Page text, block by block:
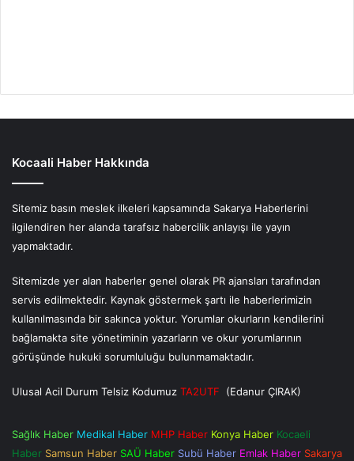
Kocaali Haber Hakkında
Sitemiz basın meslek ilkeleri kapsamında Sakarya Haberlerini
ilgilendiren her alanda tarafsız habercilik anlayışı ile yayın
yapmaktadır.
Sitemizde yer alan haberler genel olarak PR ajansları tarafından
servis edilmektedir. Kaynak göstermek şartı ile haberlerimizin
kullanılmasında bir sakınca yoktur. Yorumlar okurların kendilerini
bağlamakta site yönetiminin yazarların ve okur yorumlarının
görüşünde hukuki sorumluluğu bulunmamaktadır.
Ulusal Acil Durum Telsiz Kodumuz TA2UTF (Edanur ÇIRAK)
Sağlık Haber Medikal Haber MHP Haber Konya Haber Kocaeli
Haber Samsun Haber SAÜ Haber Subü Haber Emlak Haber Sakarya